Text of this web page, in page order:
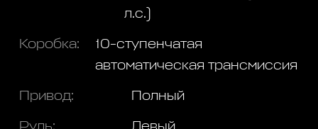
л.с.)
Коробка:
10-ступенчатая
автоматическая трансмиссия
Привод: Полный